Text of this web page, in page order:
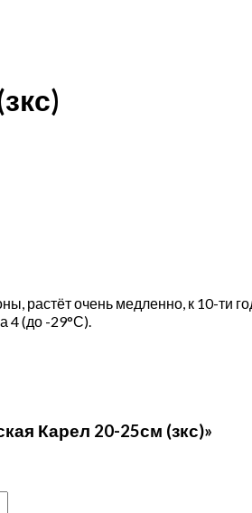
растёт очень медленно, к 10-ти
4 (до -29°С).
Карел 20-25см (зкс)»